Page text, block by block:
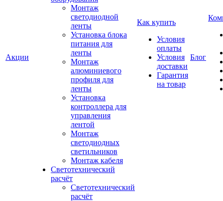
Акции
Монтаж
светодиодной
ленты
Установка блока
питания для
ленты
Монтаж
алюминиевого
профиля для
ленты
Установка
контроллера для
управления
лентой
Монтаж
светодиодных
светильников
Монтаж кабеля
Светотехнический
расчёт
Светотехнический
расчёт
Как купить
Условия
оплаты
Условия
доставки
Гарантия
на товар
Блог